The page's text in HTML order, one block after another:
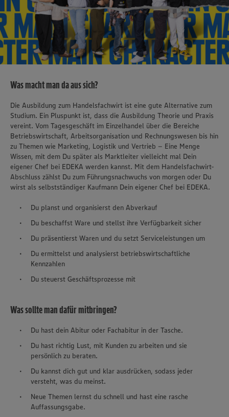
Was macht man da aus sich?
Die Ausbildung zum Handelsfachwirt ist eine gute Alternative zum
Studium. Ein Pluspunkt ist, dass die Ausbildung Theorie und Praxis
vereint. Vom Tagesgeschäft im Einzelhandel über die Bereiche
Betriebswirtschaft, Arbeitsorganisation und Rechnungswesen bis hin
zu Themen wie Marketing, Logistik und Vertrieb – Eine Menge
Wissen, mit dem Du später als Marktleiter vielleicht mal Dein
eigener Chef bei EDEKA werden kannst. Mit dem Handelsfachwirt-
Abschluss zählst Du zum Führungsnachwuchs von morgen oder Du
wirst als selbstständiger Kaufmann Dein eigener Chef bei EDEKA.
Du planst und organisierst den Abverkauf
Du beschaffst Ware und stellst ihre Verfügbarkeit sicher
Du präsentierst Waren und du setzt Serviceleistungen um
Du ermittelst und analysierst betriebswirtschaftliche
Kennzahlen
Du steuerst Geschäftsprozesse mit
Was sollte man dafür mitbringen?
Du hast dein Abitur oder Fachabitur in der Tasche.
Du hast richtig Lust, mit Kunden zu arbeiten und sie
persönlich zu beraten.
Du kannst dich gut und klar ausdrücken, sodass jeder
versteht, was du meinst.
Neue Themen lernst du schnell und hast eine rasche
Auffassungsgabe.